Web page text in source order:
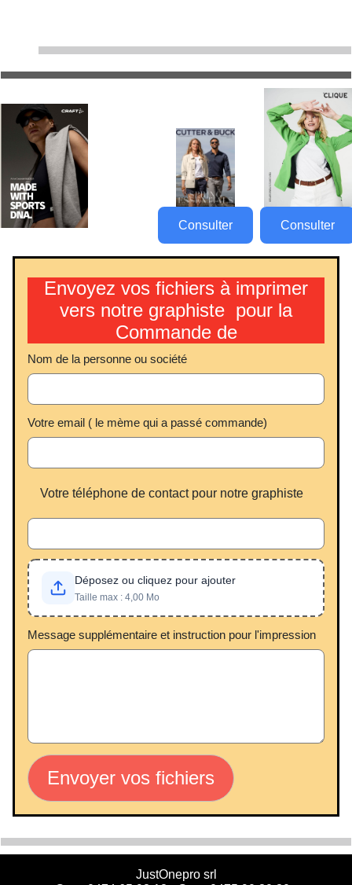
Consulter Consulter
Envoyez vos fichiers à imprimer
vers notre graphiste pour la
Commande de
Nom de la personne ou société
Votre email ( le mème qui a passé commande)
Votre téléphone de contact pour notre graphiste
Déposez ou cliquez pour ajouter
Taille max : 4,00 Mo
Message supplémentaire et instruction pour l'impression
Envoyer vos fichiers
JustOnepro srl